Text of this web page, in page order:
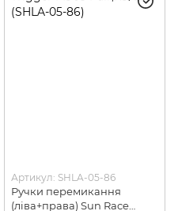
Артикул: SHLA-05-86
Ручки перемикання
(ліва+права) Sun Race